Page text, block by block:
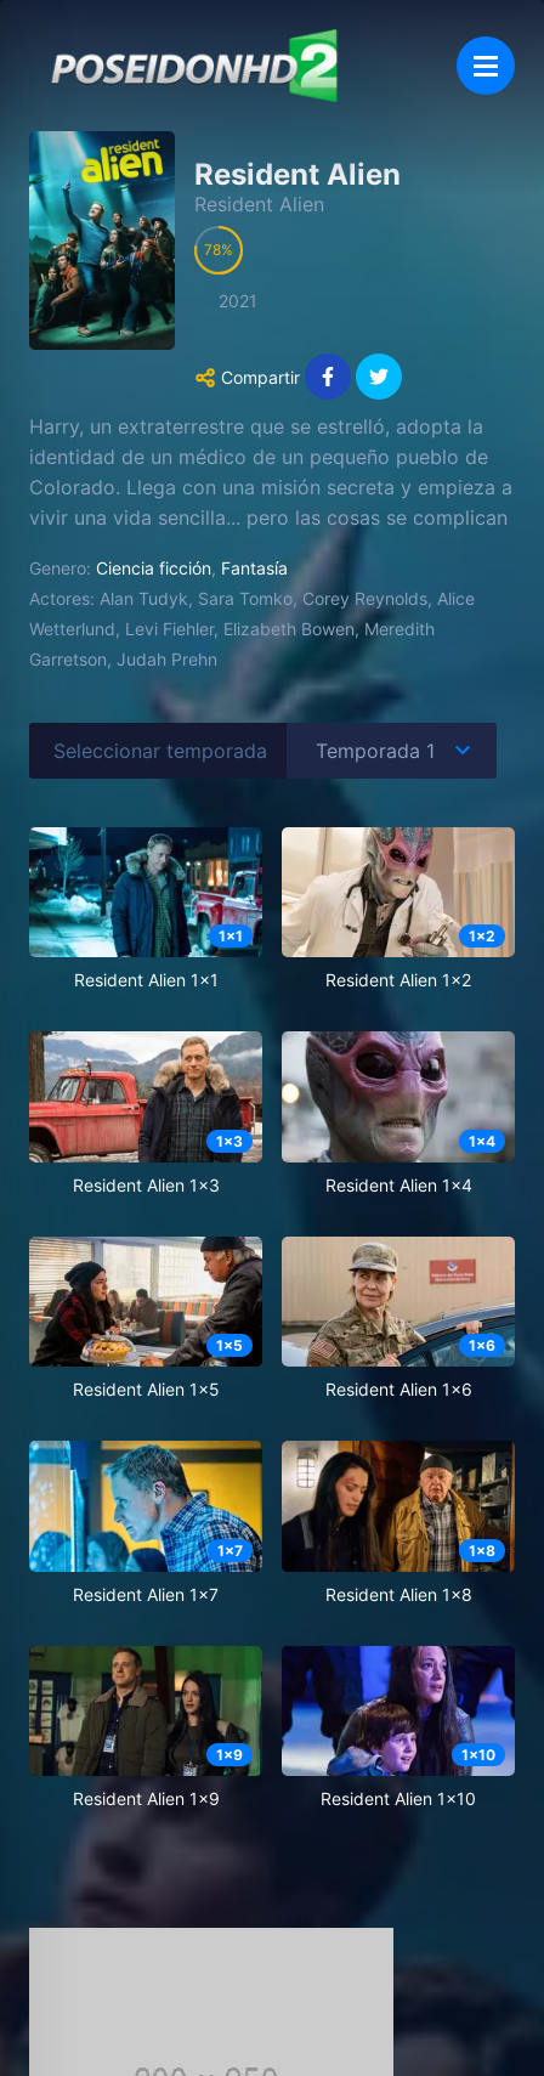
Resident Alien
Resident Alien
78
2021
Compartir
Harry, un extraterrestre que se estrelló, adopta la
identidad de un médico de un pequeño pueblo de
Colorado. Llega con una misión secreta y empieza a
vivir una vida sencilla... pero las cosas se complican
cuando se ve obligado a resolver un asesinato local
y se da cuenta de que debe asimilarse a su nuevo
mundo.
Genero: Ciencia ficción, Fantasía
Actores: Alan Tudyk, Sara Tomko, Corey Reynolds, Alice
Wetterlund, Levi Fiehler, Elizabeth Bowen, Meredith
Garretson, Judah Prehn
Seleccionar temporada
1x1
Resident Alien 1x1
1x2
Resident Alien 1x2
1x3
Resident Alien 1x3
1x4
Resident Alien 1x4
1x5
Resident Alien 1x5
1x6
Resident Alien 1x6
1x7
Resident Alien 1x7
1x8
Resident Alien 1x8
1x9
Resident Alien 1x9
1x10
Resident Alien 1x10